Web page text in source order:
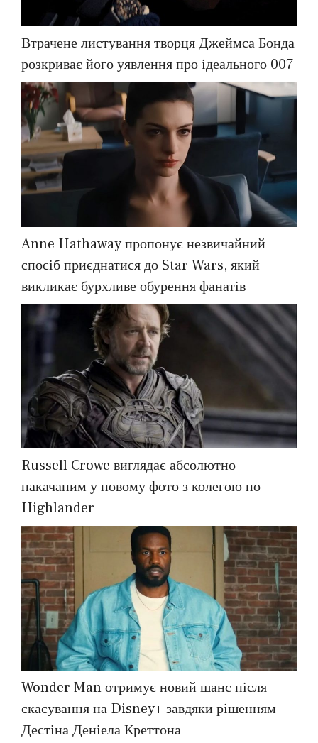
Втрачене листування творця Джеймса Бонда
розкриває його уявлення про ідеального 007
Anne Hathaway пропонує незвичайний
спосіб приєднатися до Star Wars, який
викликає бурхливе обурення фанатів
Russell Crowe виглядає абсолютно
накачаним у новому фото з колегою по
Highlander
Wonder Man отримує новий шанс після
скасування на Disney+ завдяки рішенням
Дестіна Деніела Креттона